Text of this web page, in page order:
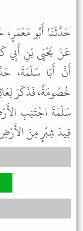
حَدَّثَنَا أَبُو
عَنْ يَحْيَى بْنِ أَبِي
أَنَّ أَبَا سَلَمَةَ،
خُصُومَةٌ، فَذَكَرَ
سَلَمَةَ اجْتَنِبِ
قِيدَ شِبْرٍ مِنَ